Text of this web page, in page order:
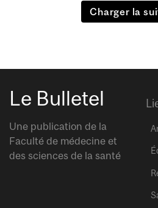
Charger la
Le Bulletel
Une publication de la
Faculté de médecine et
des sciences de la santé